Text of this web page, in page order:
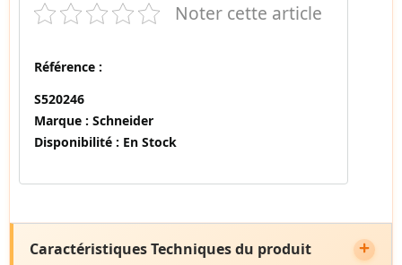
Noter cette article
Référence :
S520246
Marque : Schneider
Disponibilité : En Stock
Caractéristiques Techniques du produit